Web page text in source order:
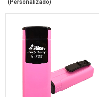
(Personalizado)